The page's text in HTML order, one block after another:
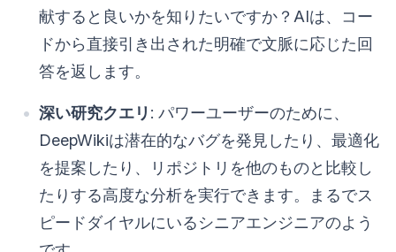
献すると良いかを知りたいですか？AIは、コー
ドから直接引き出された明確で文脈に応じた回
答を返します。
深い研究クエリ : パワーユーザーのために、
DeepWikiは潜在的なバグを発見したり、最適化
を提案したり、リポジトリを他のものと比較し
たりする高度な分析を実行できます。まるでス
ピードダイヤルにいるシニアエンジニアのよう